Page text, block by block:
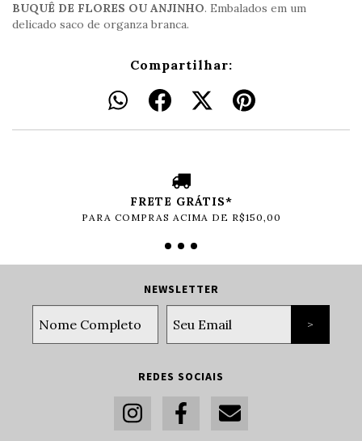
BUQUÊ DE FLORES OU ANJINHO. Embalados em um
delicado saco de organza branca.
Compartilhar:
FRETE GRÁTIS*
PARA COMPRAS ACIMA DE R$150,00
NEWSLETTER
REDES SOCIAIS